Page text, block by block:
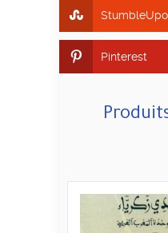
Pinterest